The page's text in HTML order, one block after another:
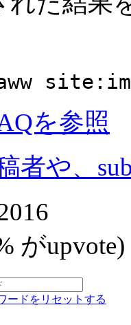
を参照
者や、
がupvote)
ードをリセットする